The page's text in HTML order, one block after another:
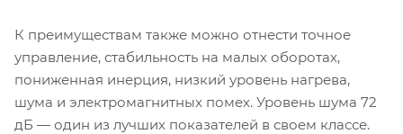
К преимуществам также можно отнести точное
управление, стабильность на малых оборотах,
пониженная инерция, низкий уровень нагрева,
шума и электромагнитных помех. Уровень шума 72
дБ — один из лучших показателей в своем классе.